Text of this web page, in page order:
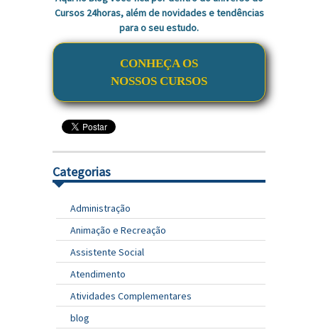
Cursos 24horas, além de novidades e tendências
para o seu estudo.
CONHEÇA OS
NOSSOS CURSOS
Categorias
Administração
Animação e Recreação
Assistente Social
Atendimento
Atividades Complementares
blog